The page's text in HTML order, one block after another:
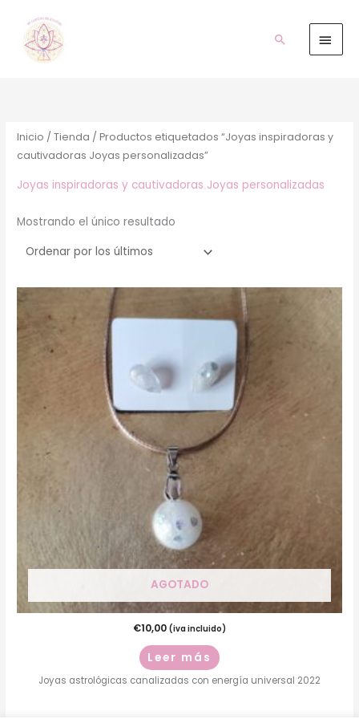
contenido
Buscar
Inicio /Tienda / Productos etiquetados “Joyas inspiradoras y
cautivadoras Joyas personalizadas”
Joyas inspiradoras y cautivadoras Joyas personalizadas
Mostrando el único resultado
AGOTADO
€10,00 (iva incluido)
Leer más
Joyas astrológicas canalizadas con energía universal 2022